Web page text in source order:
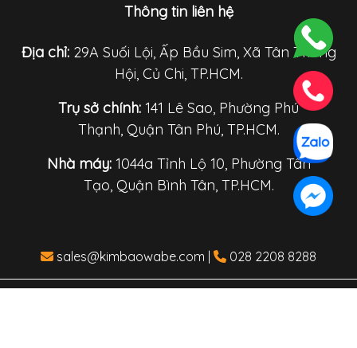
Thông tin liên hệ
Địa chỉ:29A Suối Lội, Ấp Bầu Sim, Xã Tân Thông
Hội, Củ Chi, TP.HCM.
Trụ sở chính: 141 Lê Sao, Phường Phú
Thạnh, Quận Tân Phú, TP.HCM.
Nhà máy:1044a Tỉnh Lộ 10, Phường Tân
Tạo, Quận Bình Tân, TP.HCM.
sales@kimbaowabe.com | 028 2208 8288